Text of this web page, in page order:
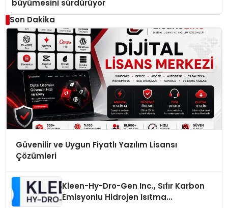
büyümesini sürdürüyor
Son Dakika
Güvenilir ve Uygun Fiyatlı Yazılım Lisansı
Çözümleri
Kleen-Hy-Dro-Gen Inc., Sıfır Karbon
Emisyonlu Hidrojen Isıtma